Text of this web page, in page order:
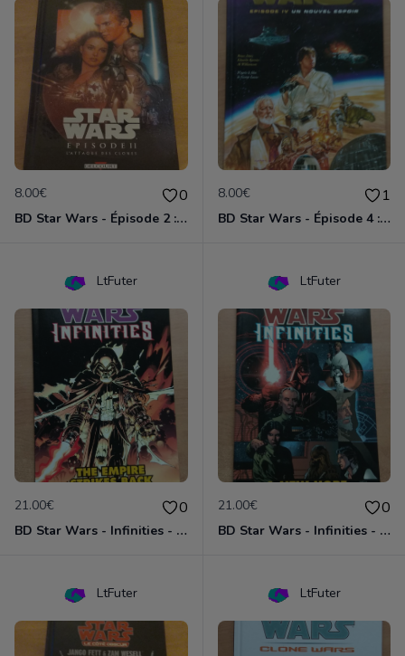
8.00€ 0
BD Star Wars - Épisode 2 : l'attaque des clones
8.00€ 1
BD Star Wars - Épisode 4 : Un nouvel espoir
LtFuter
21.00€ 0
BD Star Wars - Infinities - The Empire Strike Back (VO)
LtFuter
21.00€ 0
BD Star Wars - Infinities - A New Hope (VO)
LtFuter LtFuter